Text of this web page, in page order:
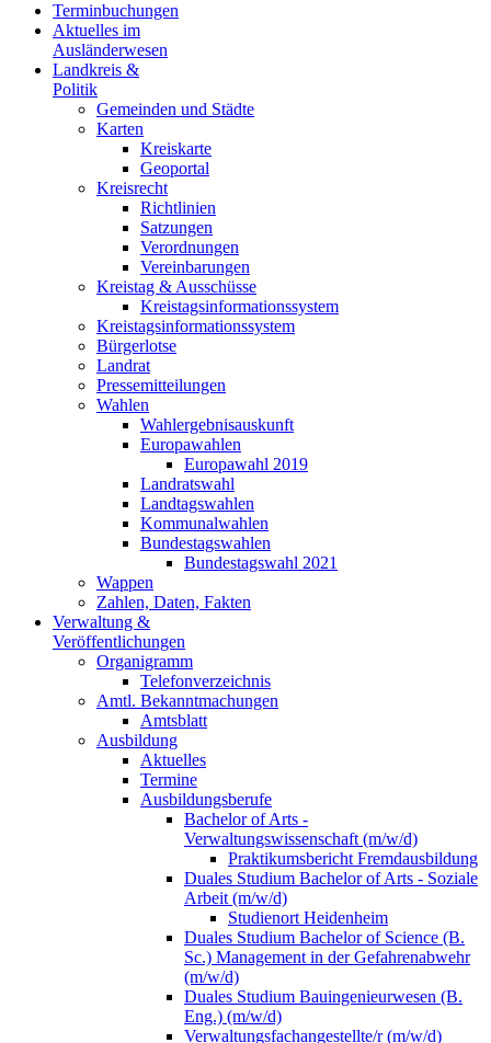
Terminbuchungen
Aktuelles im
Ausländerwesen
Landkreis &
Politik
Gemeinden und Städte
Karten
Kreiskarte
Geoportal
Kreisrecht
Richtlinien
Satzungen
Verordnungen
Vereinbarungen
Kreistag & Ausschüsse
Kreistagsinformationssystem
Kreistagsinformationssystem
Bürgerlotse
Landrat
Pressemitteilungen
Wahlen
Wahlergebnisauskunft
Europawahlen
Europawahl 2019
Landratswahl
Landtagswahlen
Kommunalwahlen
Bundestagswahlen
Bundestagswahl 2021
Wappen
Zahlen, Daten, Fakten
Verwaltung &
Veröffentlichungen
Organigramm
Telefonverzeichnis
Amtl. Bekanntmachungen
Amtsblatt
Ausbildung
Aktuelles
Termine
Ausbildungsberufe
Bachelor of Arts -
Verwaltungswissenschaft (m/w/d)
Praktikumsbericht Fremdausbildung
Duales Studium Bachelor of Arts - Soziale
Arbeit (m/w/d)
Studienort Heidenheim
Duales Studium Bachelor of Science (B.
Sc.) Management in der Gefahrenabwehr
(m/w/d)
Duales Studium Bauingenieurwesen (B.
Eng.) (m/w/d)
Verwaltungsfachangestellte/r (m/w/d)